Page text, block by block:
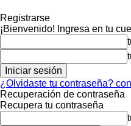
Registrarse
¡Bienvenido! Ingresa en tu
¿Olvidaste tu contraseña?
Recuperación de contraseña
Recupera tu contraseña